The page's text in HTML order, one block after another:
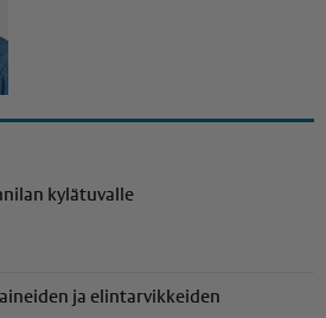
kylätuvalle
ja elintarvikkeiden